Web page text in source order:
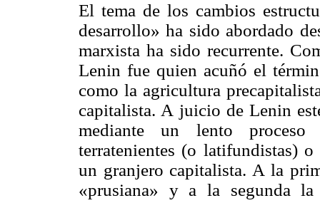
El tema de los cambios
desarrollo» ha sido abordado
marxista ha sido recurrente.
Lenin fue quien acuñó el
como la agricultura
capitalista. A juicio de Lenin
mediante un lento proceso
terratenientes (o latifundistas)
un granjero capitalista. A la
«prusiana» y a la segunda